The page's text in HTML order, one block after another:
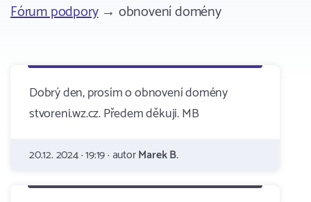
Fórum podpory→ obnovení domény
Dobrý den, prosím o obnovení domény
stvoreni.wz.cz. Předem děkuji. MB
20.12. 2024 · 19:19 · autorMarek B.